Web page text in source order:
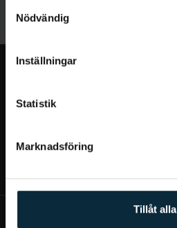
Nödvändig
Inställningar
Statistik
Marknadsföring
Tillåt alla